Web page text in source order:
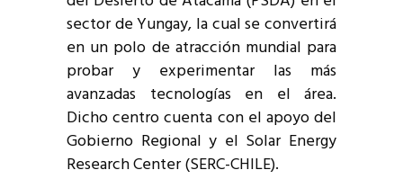
sector de Yungay, la cual se convertirá
en un polo de atracción mundial para
probar y experimentar las más
avanzadas tecnologías en el área.
Dicho centro cuenta con el apoyo del
Gobierno Regional y el Solar Energy
Research Center (SERC-CHILE).